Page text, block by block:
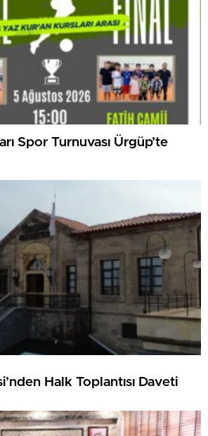
Spor Turnuvası Ürgüp’te
Halk Toplantısı Daveti